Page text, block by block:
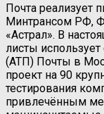
Почта реализует
Минтрансом РФ,
«Астрал». В
листы
(АТП) Почты в
проект на 90
тестирования
привлечённым